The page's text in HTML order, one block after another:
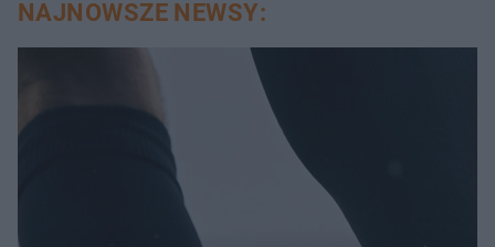
NAJNOWSZE NEWSY: